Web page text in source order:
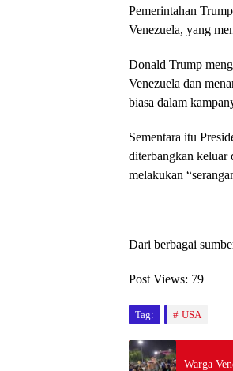
Pemerintahan
Venezuela, yang
Donald Trump
Venezuela dan
biasa dalam
Sementara itu
diterbangkan keluar
melakukan
Dari berbagai
Post Views: 79
Tag: USA
Warga